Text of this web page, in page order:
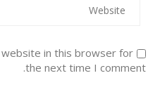
website in this browser for
the next time I comment.